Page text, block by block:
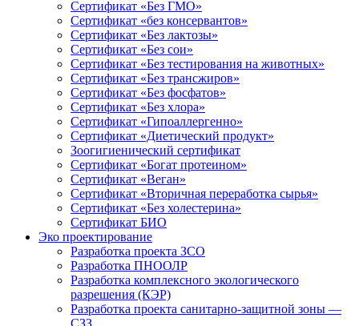
Сертификат «Без ГМО»
Сертификат «без консервантов»
Сертификат «Без лактозы»
Сертификат «Без сои»
Сертификат «Без тестирования на животных»
Сертификат «Без трансжиров»
Сертификат «Без фосфатов»
Сертификат «Без хлора»
Сертификат «Гипоаллергенно»
Сертификат «Диетический продукт»
Зоогигиенический сертификат
Сертификат «Богат протеином»
Сертификат «Веган»
Сертификат «Вторичная переработка сырья»
Сертификат «Без холестерина»
Сертификат БИО
Эко проектирование
Разработка проекта ЗСО
Разработка ПНООЛР
Разработка комплексного экологического
разрешения (КЭР)
Разработка проекта санитарно-защитной зоны —